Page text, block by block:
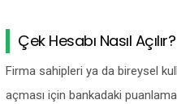
Çek Hesabı Nasıl Açılır?
Firma sahipleri ya da bireysel
açması için bankadaki